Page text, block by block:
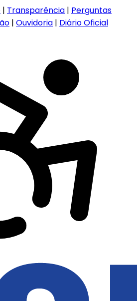
| Transparência | Perguntas
| Ouvidoria | Diário Oficial